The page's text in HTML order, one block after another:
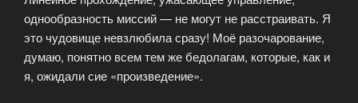
однообразность миссий — не могут не расстраивать. Я
это чудовище невзлюбила сразу! Моё разочарование,
думаю, понятно всем тем же бедолагам, которые, как и
я, ожидали сие «произведение».